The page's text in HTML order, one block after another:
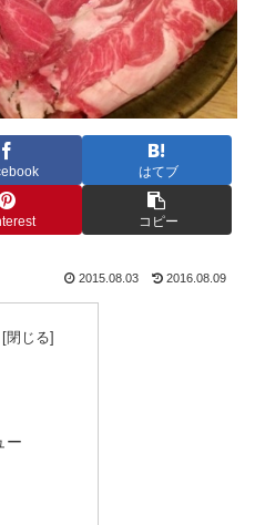
はてブ
コピー
2015.08.03 2016.08.09
ー